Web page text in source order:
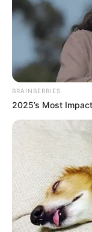
Passo a passo:
64
inspirar
Agora que você
variados tipos
lindos modelos
BRAINBERRIES
2025’s Most